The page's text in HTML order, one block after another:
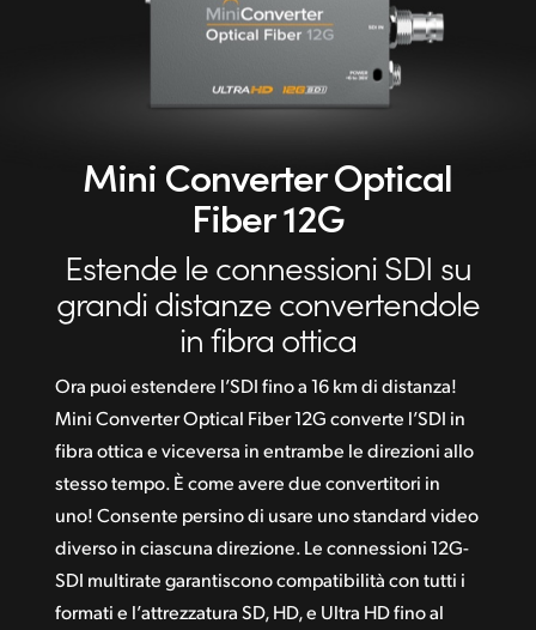
Mini ConverterOptical
Fiber 12G
Estende le connessioniSDI su
grandi distanze convertendole
in fibra ottica
Ora puoi estendere l’SDI fino a 16 km di distanza!
Mini Converter Optical Fiber 12G converte l’SDI in
fibra ottica e viceversa in entrambe le direzioni allo
stesso tempo. È come avere due convertitori in
uno! Consente persino di usare uno standard video
diverso in ciascuna direzione. Le connessioni 12G-
SDI multirate garantiscono compatibilità con tutti i
formati e l’attrezzatura SD, HD, e Ultra HD fino al